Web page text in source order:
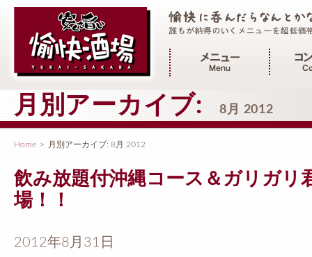
メインメニュー
月別アーカイブ: 8月 2012
Home > 月別アーカイブ: 8月 2012
飲み放題付沖縄コース＆ガリガリ
場！！
2012年8月31日